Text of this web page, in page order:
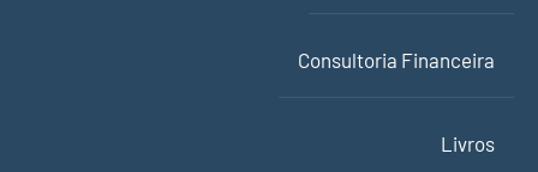
Consultoria Financeira
Livros